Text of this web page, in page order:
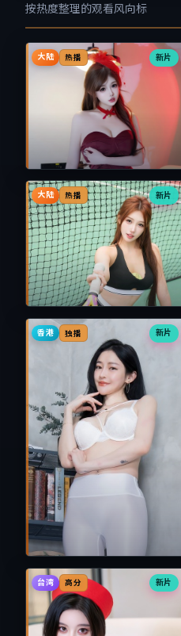
按热度整理的观看风向标
新片
大陆 热播
新片
大陆 热播
新片
香港 独播
新片
台湾 高分